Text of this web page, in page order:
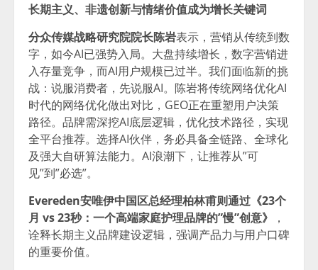
长期主义、非遗创新与情绪价值成为增长关键词
分众传媒战略研究院院长陈岩表示，营销从传统到数
字，如今AI已强势入局。大盘持续增长，数字营销进
入存量竞争，而AI用户规模已过半。我们面临新的挑
战：说服消费者，先说服AI。陈岩将传统网络优化AI
时代的网络优化做出对比，GEO正在重塑用户决策
路径。品牌需深挖AI底层逻辑，优化技术路径，实现
全平台推荐。选择AI伙伴，务必具备全链路、全球化
及强大自研算法能力。AI浪潮下，让推荐从”可
见”到”必选”。
Evereden安唯伊中国区总经理柏林甫则通过《23个
月 vs 23秒：一个高端家庭护理品牌的”慢”创意》
，
诠释长期主义品牌建设逻辑，强调产品力与用户口碑
的重要价值。